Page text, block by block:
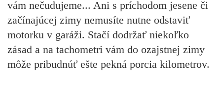
vám nečudujeme... Ani s príchodom jesene či
začínajúcej zimy nemusíte nutne odstaviť
motorku v garáži. Stačí dodržať niekoľko
zásad a na tachometri vám do ozajstnej zimy
môže pribudnúť ešte pekná porcia kilometrov.